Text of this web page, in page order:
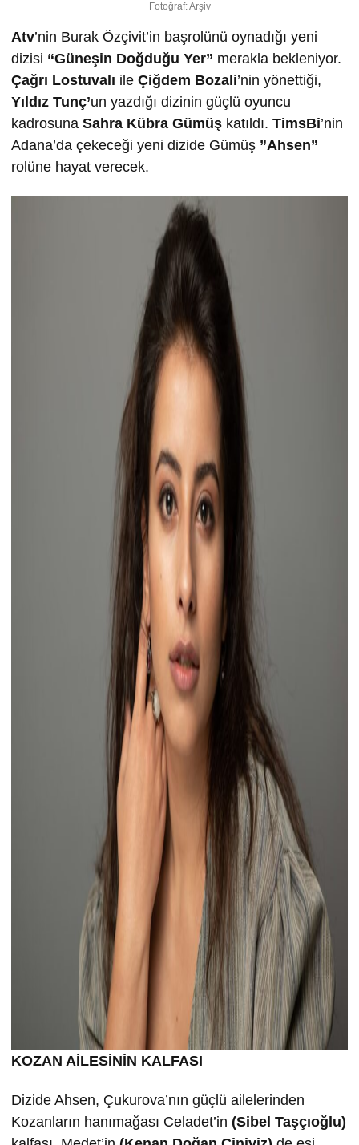
Fotoğraf: Arşiv
Atv’nin Burak Özçivit’in başrolünü oynadığı yeni
dizisi “Güneşin Doğduğu Yer” merakla bekleniyor.
Çağrı Lostuvalı ile Çiğdem Bozali’nin yönettiği,
Yıldız Tunç’un yazdığı dizinin güçlü oyuncu
kadrosuna Sahra Kübra Gümüş katıldı. TimsBi’nin
Adana’da çekeceği yeni dizide Gümüş ”Ahsen”
rolüne hayat verecek.
KOZAN AİLESİNİN KALFASI
Dizide Ahsen, Çukurova’nın güçlü ailelerinden
Kozanların hanımağası Celadet’in (Sibel Taşçıoğlu)